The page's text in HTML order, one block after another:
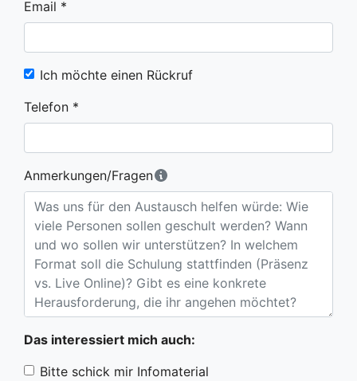
Email *
Ich möchte einen Rückruf
Telefon *
Anmerkungen/Fragen
Das interessiert mich auch:
Bitte schick mir Infomaterial